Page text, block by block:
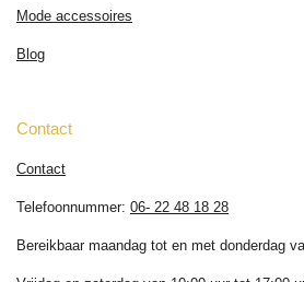
Mode accessoires
Blog
Contact
Contact
Telefoonnummer: 06- 22 48 18 28
Bereikbaar maandag tot en met donderdag